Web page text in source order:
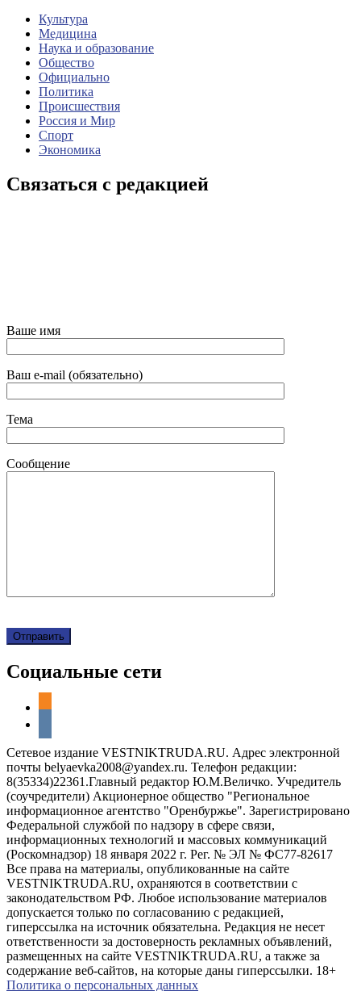
Культура
Медицина
Наука и образование
Общество
Официально
Политика
Происшествия
Россия и Мир
Спорт
Экономика
Связаться с редакцией
Ваше имя
Ваш e-mail (обязательно)
Тема
Сообщение
Социальные сети
Сетевое издание VESTNIKTRUDA.RU. Адрес электронной
почты belyaevka2008@yandex.ru. Телефон редакции:
8(35334)22361.Главный редактор Ю.М.Величко. Учредитель
(соучредители) Акционерное общество "Региональное
информационное агентство "Оренбуржье". Зарегистрировано
Федеральной службой по надзору в сфере связи,
информационных технологий и массовых коммуникаций
(Роскомнадзор) 18 января 2022 г. Рег. № ЭЛ № ФС77-82617
Все права на материалы, опубликованные на сайте
VESTNIKTRUDA.RU, охраняются в соответствии с
законодательством РФ. Любое использование материалов
допускается только по согласованию с редакцией,
гиперссылка на источник обязательна. Редакция не несет
ответственности за достоверность рекламных объявлений,
размещенных на сайте VESTNIKTRUDA.RU, а также за
содержание веб-сайтов, на которые даны гиперссылки. 18+
Политика о персональных данных